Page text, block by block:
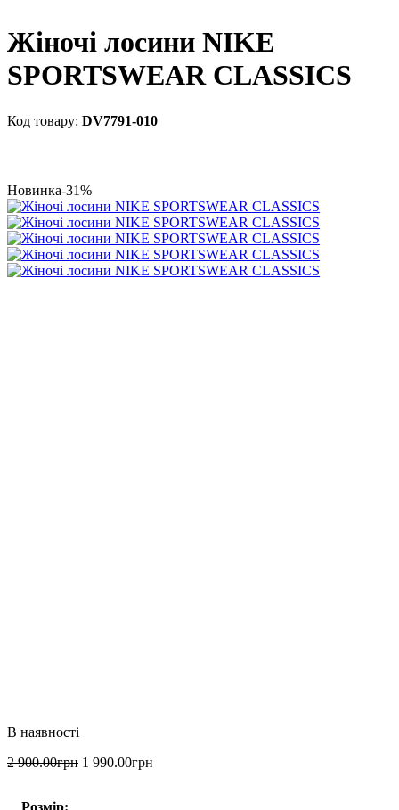
Жіночі лосини NIKE
SPORTSWEAR CLASSICS
DV7791-010
Новинка-31%
2 900.00грн 1 990.00грн